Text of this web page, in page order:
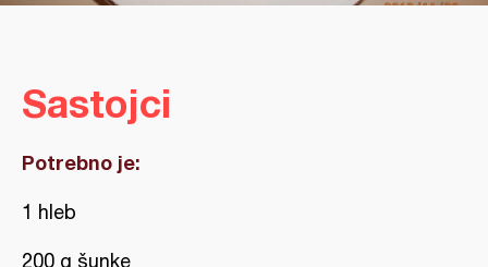
Sastojci
Potrebno je:
1 hleb
200 g šunke